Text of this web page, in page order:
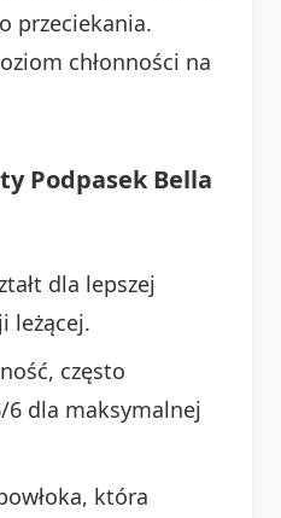
przeciekania.
chłonności na
Podpasek Bella
dla lepszej
leżącej.
często
6 dla maksymalnej
która